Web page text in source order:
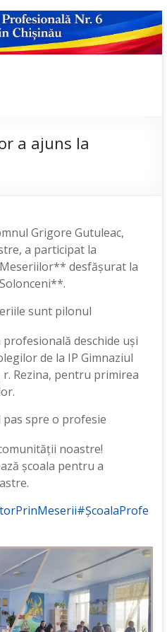
a ajuns la
Grigore Gutuleac,
a participat la
desfășurat la
sunt pilonul
deschide uși
de la IP Gimnaziul
Rezina, pentru primirea
spre o profesie
noastre!
școala pentru a
#ȘcoalaProfe